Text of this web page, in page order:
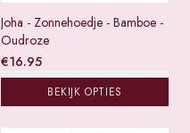
Joha - Zonnehoedje - Bamboe -
Oudroze
€16.95
BEKIJK OPTIES